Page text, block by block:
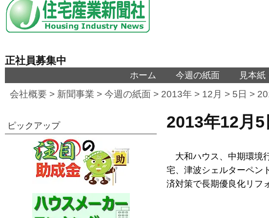
正社員募集中
ホーム 今週の紙面 見本紙
会社概要 > 新聞事業 > 今週の紙面 > 2013年 > 12月 > 5日 >
2013年12月
大和ハウス、中期環境
宅、津波シェルターペン
済対策で長期優良化リフ
ピックアップ